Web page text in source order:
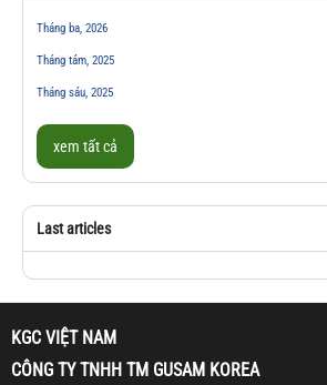
Tháng ba, 2026
Tháng tám, 2025
Tháng sáu, 2025
xem tất cả
Last articles
KGC VIỆT NAM
CÔNG TY TNHH TM GUSAM KOREA